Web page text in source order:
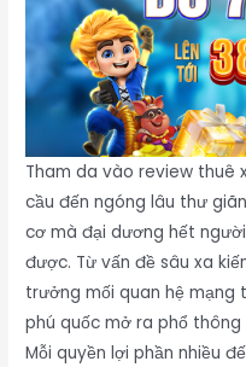
Tham da vào review thuê
cầu đến ngóng lâu thư
cơ mà đại dương hết
được. Từ vấn đề sâu xa
trưởng mối quan hệ mạng
phú quốc mở ra phổ
Mỗi quyền lợi phần nhiều